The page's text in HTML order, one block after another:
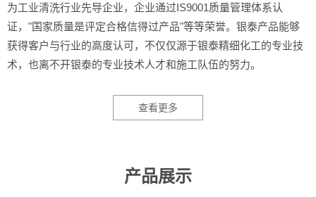
为工业清洗行业先导企业，企业通过IS9001质量管理体系认
证，"国家质量是评定合格信得过产品"等等荣誉。银泰产品能够
获得客户与行业的高度认可，不仅仅源于银泰精细化工的专业技
术，也离不开银泰的专业技术人才和施工队伍的努力。
查看更多
产品展示